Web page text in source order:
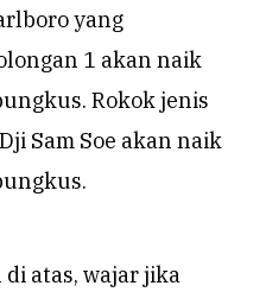
yang
1 akan naik
Rokok jenis
Sam Soe akan naik
atas, wajar jika